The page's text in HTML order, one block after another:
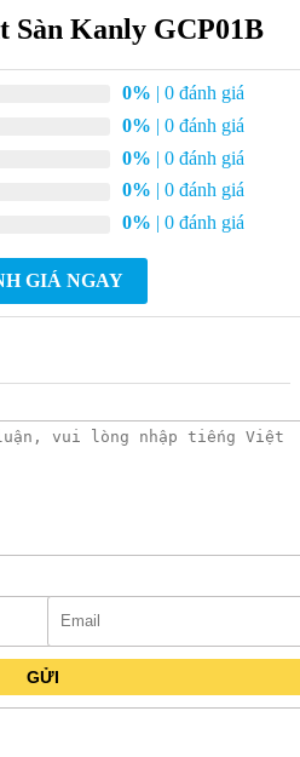
Sàn Kanly GCP01B
0% | 0 đánh giá
0% | 0 đánh giá
0% | 0 đánh giá
0% | 0 đánh giá
0% | 0 đánh giá
GIÁ NGAY
GỬI